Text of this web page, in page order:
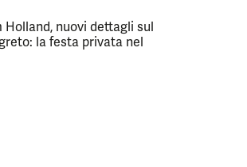
Holland, nuovi dettagli sul
la festa privata nel